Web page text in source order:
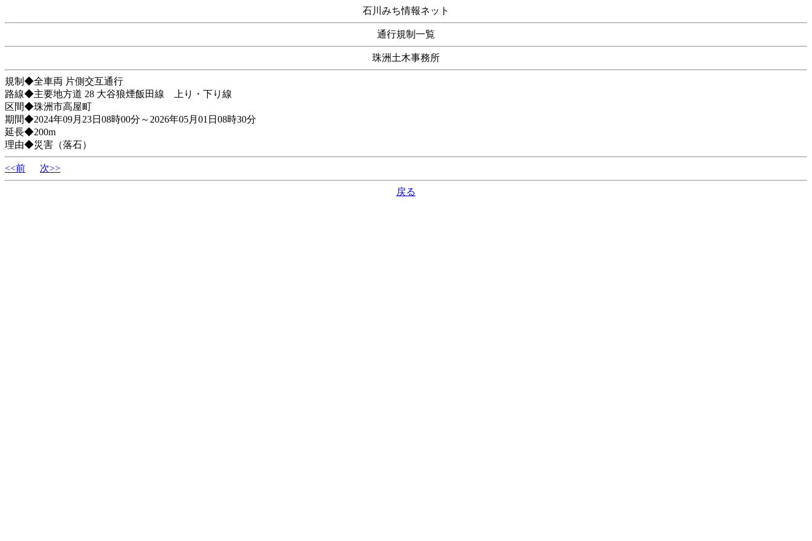
石川みち情報ネット
通行規制一覧
珠洲土木事務所
規制◆全車両 片側交互通行
路線◆主要地方道 28 大谷狼煙飯田線 上り・下り線
区間◆珠洲市高屋町
期間◆2024年09月23日08時00分～2026年05月01日08時30分
延長◆200m
理由◆災害（落石）
<<前 次>>
戻る